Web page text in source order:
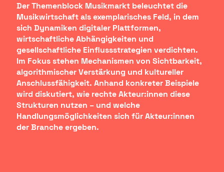
Der Themenblock Musikmarkt beleuchtet die
Musikwirtschaft als exemplarisches Feld, in dem
sich Dynamiken digitaler Plattformen,
wirtschaftliche Abhängigkeiten und
gesellschaftliche Einflussstrategien verdichten.
Im Fokus stehen Mechanismen von Sichtbarkeit,
algorithmischer Verstärkung und kultureller
Anschlussfähigkeit. Anhand konkreter Beispiele
wird diskutiert, wie rechte Akteur:innen diese
Strukturen nutzen – und welche
Handlungsmöglichkeiten sich für Akteur:innen
der Branche ergeben.